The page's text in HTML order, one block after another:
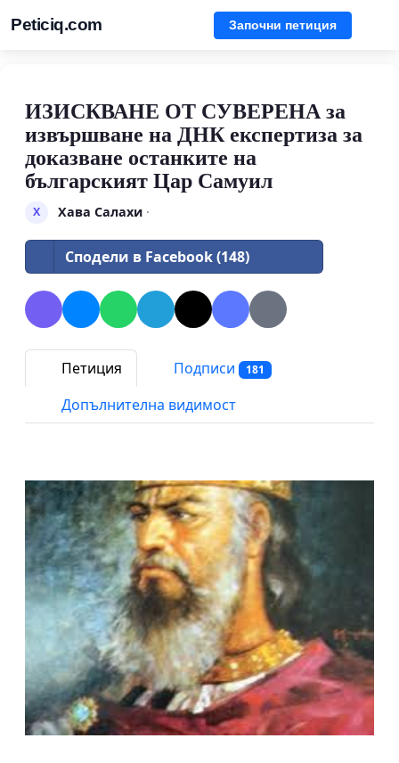
Peticiq.com Започни петиция
ИЗИСКВАНЕ ОТ СУВЕРЕНА за
извършване на ДНК експертиза за
доказване останките на
българският Цар Самуил
Х Хава Салахи·
Сподели в Facebook (148)
Петиция Подписи 181
Допълнителна видимост